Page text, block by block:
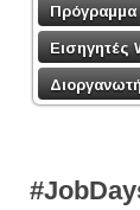
Εισηγητές